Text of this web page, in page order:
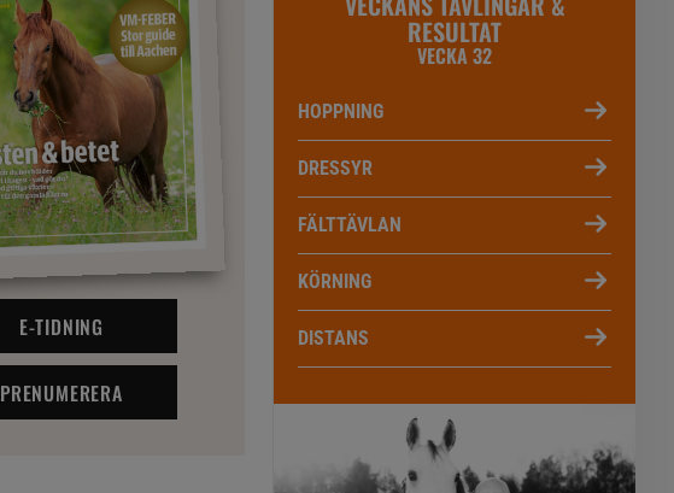
E-TIDNING
PRENUMERERA
RESULTAT
VECKA 32
HOPPNING
DRESSYR
FÄLTTÄVLAN
KÖRNING
DISTANS